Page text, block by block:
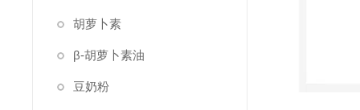
胡萝卜素
β-胡萝卜素油
豆奶粉